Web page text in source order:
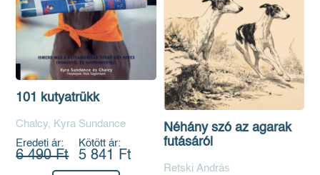
101 kutyatrükk
Chalcy, Kyra Sundance
Eredeti ár:
6 490 Ft
Kötött ár:
5 841 Ft
Néhány szó az agarak
futásáról
Retski András